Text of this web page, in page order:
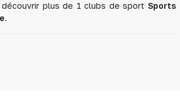
plus de 1 clubs de sport Sports
.